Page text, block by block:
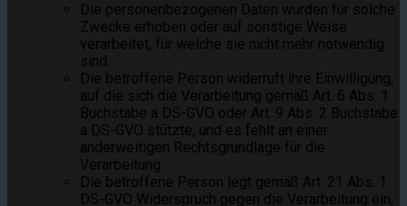
Die personenbezogenen Daten wurden für solche
Zwecke erhoben oder auf sonstige Weise
verarbeitet, für welche sie nicht mehr notwendig
sind.
Die betroffene Person widerruft ihre Einwilligung,
auf die sich die Verarbeitung gemäß Art. 6 Abs. 1
Buchstabe a DS-GVO oder Art. 9 Abs. 2 Buchstabe
a DS-GVO stützte, und es fehlt an einer
anderweitigen Rechtsgrundlage für die
Verarbeitung.
Die betroffene Person legt gemäß Art. 21 Abs. 1
DS-GVO Widerspruch gegen die Verarbeitung ein,